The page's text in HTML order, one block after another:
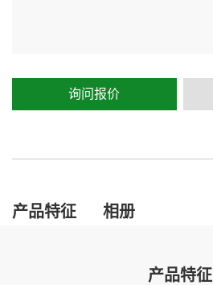
询问报价
产品特征 相册
产品特征